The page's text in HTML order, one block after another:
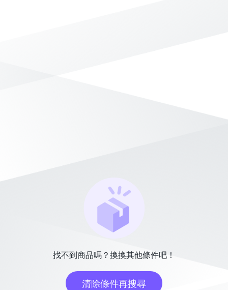
找不到商品嗎？換換其他條件吧！
清除條件再搜尋